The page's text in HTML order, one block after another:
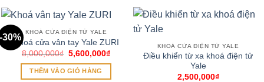
-30%
KHOÁ CỬA ĐIỆN TỬ YALE
Khoá cửa vân tay Yale ZURI
8,000,000₫ Giá
gốc
là:
8,000,000₫.
5,600,000₫Giá
THÊM VÀO GIỎ HÀNG
KHOÁ CỬA ĐIỆN TỬ YALE
Điều khiển từ xa khoá điện tử
Yale
2,500,000₫